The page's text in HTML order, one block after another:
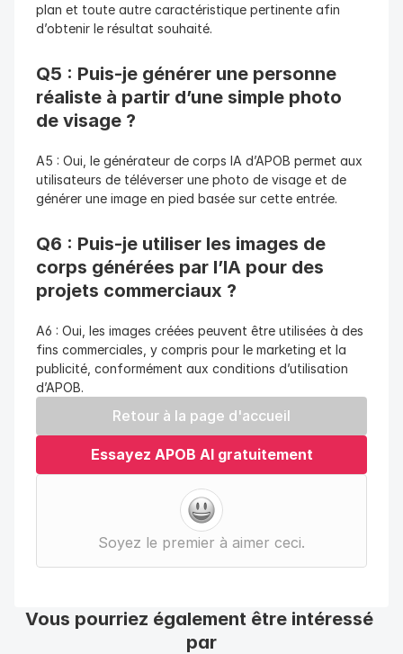
plan et toute autre caractéristique pertinente afin
d’obtenir le résultat souhaité.
Q5 : Puis-je générer une personne
réaliste à partir d’une simple photo
de visage ?
A5 : Oui, le générateur de corps IA d’APOB permet aux
utilisateurs de téléverser une photo de visage et de
générer une image en pied basée sur cette entrée.
Q6 : Puis-je utiliser les images de
corps générées par l’IA pour des
projets commerciaux ?
A6 : Oui, les images créées peuvent être utilisées à des
fins commerciales, y compris pour le marketing et la
publicité, conformément aux conditions d’utilisation
d’APOB.
Retour à la page d'accueil
Essayez APOB AI gratuitement
Soyez le premier à aimer ceci.
Vous pourriez également être intéressé
par